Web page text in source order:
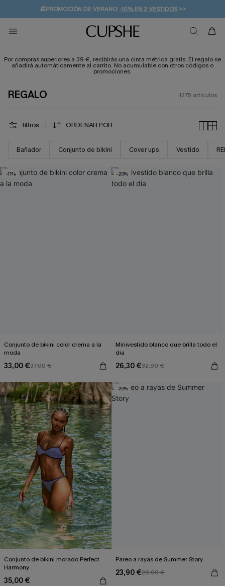
👒PROMOCIÓN DE VERANO:-10% EN 2 VESTIDOS>>
💌¡SUSCRIBIRSE & GANAR -10% EXTRA!
🚚ENVÍO GRATUITO A PARTIR DE 49 € >>
Por compras superiores a 39 €, recibirás una cinta métrica gratis. El regalo se
añadirá automáticamente al carrito. No acumulable con otros códigos o
promociones.
REGALO 1275 artículos
filtros ORDENAR POR
Bañador Conjunto de bikini Cover ups Vestido
-11%
Conjunto de bikini color crema a la
moda
33,00 €37,00 €
-20%
Minivestido blanco que brilla todo el
día
26,30 €32,90 €
Conjunto de bikini morado Perfect
Harmony
35,00 €
-20%
Pareo a rayas de Summer Story
23,90 €29,90 €